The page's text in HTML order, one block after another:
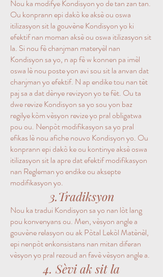
Nou ka modifye Kondisyon yo de tan zan tan.
Ou konprann epi dakò ke aksè ou oswa
itilizasyon sit la gouvène Kondisyon yo ki
efektif nan moman aksè ou oswa itilizasyon sit
la. Si nou fè chanjman materyèl nan
Kondisyon sa yo, n ap fè w konnen pa imèl
oswa lè nou poste yon avi sou sit la anvan dat
chanjman yo efektif. N ap endike tou nan tèt
paj sa a dat dènye revizyon yo te fèt. Ou ta
dwe revize Kondisyon sa yo sou yon baz
regilye kòm vèsyon revize yo pral obligatwa
pou ou. Nenpòt modifikasyon sa yo pral
efikas lè nou afiche nouvo Kondisyon yo. Ou
konprann epi dakò ke ou kontinye aksè oswa
itilizasyon sit la apre dat efektif modifikasyon
nan Regleman yo endike ou aksepte
modifikasyon yo.
3.Tradiksyon
Nou ka tradui Kondisyon sa yo nan lòt lang
pou konvenyans ou. Men, vèsyon angle a
gouvène relasyon ou ak Pòtal Lekòl Matènèl,
epi nenpòt enkonsistans nan mitan diferan
vèsyon yo pral rezoud an favè vèsyon angle a.
4. Sèvi ak sit la